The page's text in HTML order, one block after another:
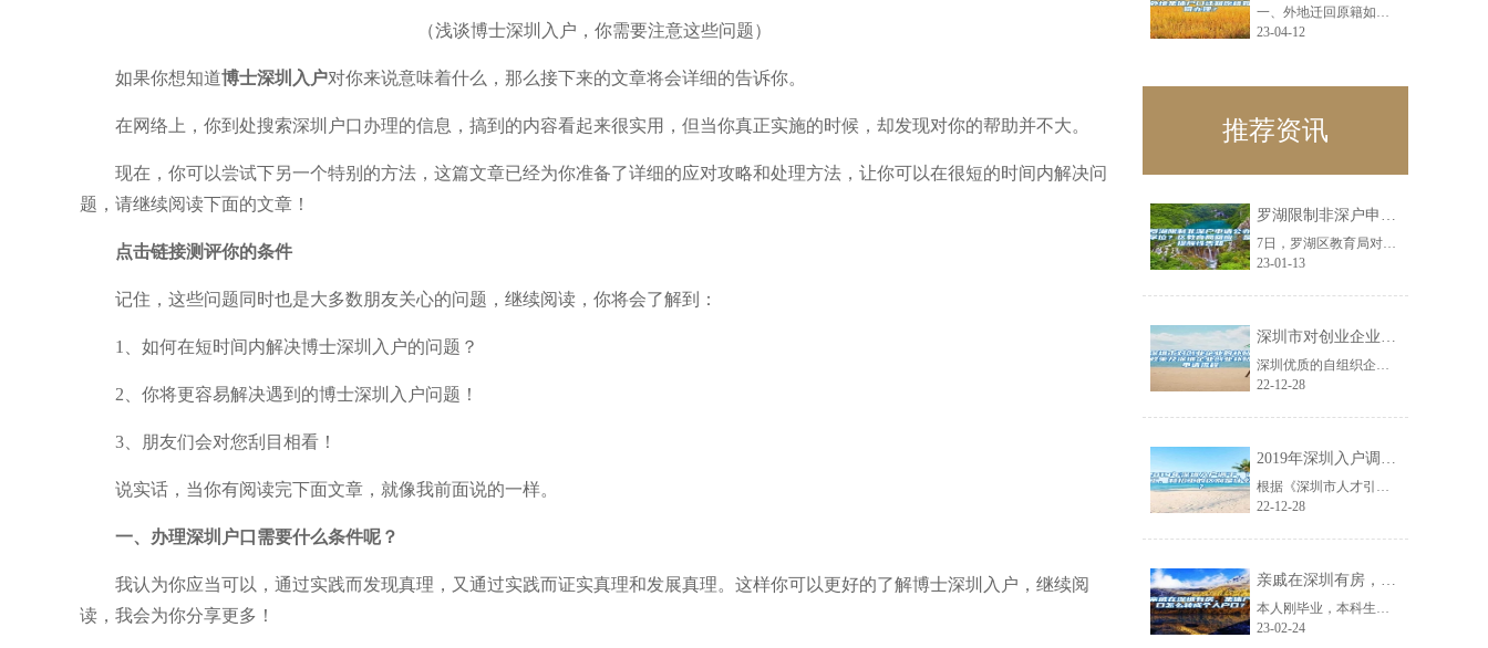
（浅谈博士深圳入户，你需要注意这些问题）
如果你想知道博士深圳入户对你来说意味着什么，那么接下来的文章将会详细的告诉你。
在网络上，你到处搜索深圳户口办理的信息，搞到的内容看起来很实用，但当你真正实施的时候，却发现对你的帮助并不大。
现在，你可以尝试下另一个特别的方法，这篇文章已经为你准备了详细的应对攻略和处理方法，让你可以在很短的时间内解决问
题，请继续阅读下面的文章！
点击链接测评你的条件
记住，这些问题同时也是大多数朋友关心的问题，继续阅读，你将会了解到：
1、如何在短时间内解决博士深圳入户的问题？
2、你将更容易解决遇到的博士深圳入户问题！
3、朋友们会对您刮目相看！
说实话，当你有阅读完下面文章，就像我前面说的一样。
一、办理深圳户口需要什么条件呢？
我认为你应当可以，通过实践而发现真理，又通过实践而证实真理和发展真理。这样你可以更好的了解博士深圳入户，继续阅
读，我会为你分享更多！
一、外地迁回原籍如何办理?从原籍所在地派出开出同意迁入的准迁证，凭此准迁证即......
23-04-12
推荐资讯
罗湖限制非深户申请公办学位？区教育局回应：是提醒性告知
7日，罗湖区教育局对外发布了《罗湖区2019年义务教育学位申请预告》（以下简......
23-01-13
深圳市对创业企业的补贴政策及深圳企业创业补贴申请流程
深圳优质的自组织企业自然环境吸引了大量创业者在深圳开办自组织企业。仅仅依靠自......
22-12-28
2019年深圳入户调干、调工、和招工的区别是什么？
根据《深圳市人才引进实施办法》(深人社规〔2016〕22号)相关规定，有人事......
22-12-28
亲戚在深圳有房，集体户口怎么转成个人户口？
本人刚毕业，本科生，根据人才政策入深圳人才市场集体户口。想知道深圳集体户口怎......
23-02-24